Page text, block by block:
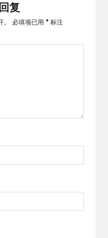
复
。 必填项已用 * 标注